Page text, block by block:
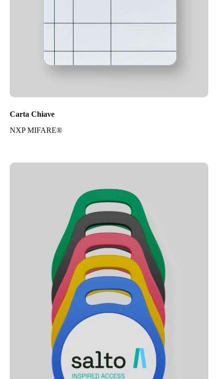
Carta Chiave
NXP MIFARE®